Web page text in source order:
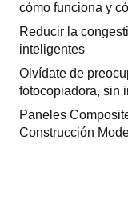
cómo funciona y
Reducir la
inteligentes
Olvídate de
fotocopiadora, sin
Paneles
Construcción